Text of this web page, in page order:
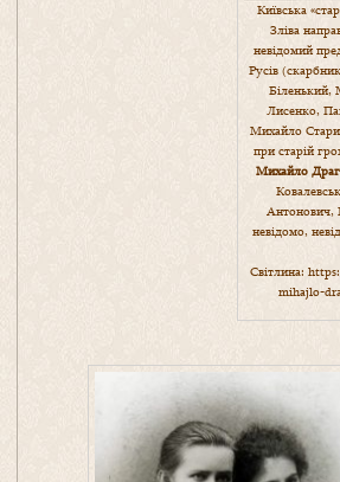
Київська
Зліва
невідомий
Русів
Біленький,
Лисенко,
Михайло
при старій
Михайло
Антонович,
невідомо,
Світлина:
mihajlo-